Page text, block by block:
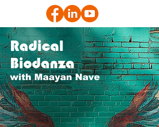
Radical
Biodanza
with Maayan Nave